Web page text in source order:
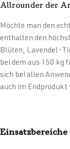
Allrounder der
Möchte man den
enthalten den
Blüten, Lavendel-
bei dem aus 150 kg
sich bei allen
auch im Endprodukt
Einsatzbereiche